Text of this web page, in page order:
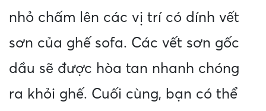
nhỏ chấm lên các vị trí có dính vết
sơn của ghế sofa. Các vết sơn gốc
dầu sẽ được hòa tan nhanh chóng
ra khỏi ghế. Cuối cùng, bạn có thể